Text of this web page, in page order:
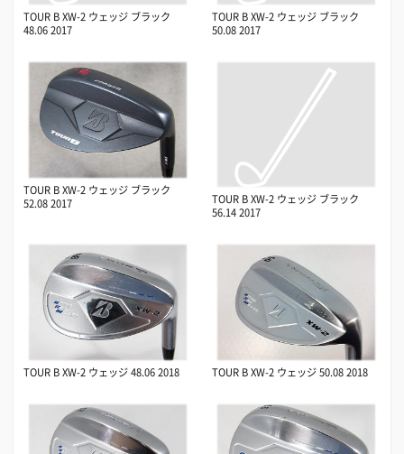
TOUR B XW-2 ウェッジ ブラック
48.06 2017
TOUR B XW-2 ウェッジ ブラック
50.08 2017
TOUR B XW-2 ウェッジ ブラック
52.08 2017
TOUR B XW-2 ウェッジ ブラック
56.14 2017
TOUR B XW-2 ウェッジ 48.06 2018 TOUR B XW-2 ウェッジ 50.08 2018